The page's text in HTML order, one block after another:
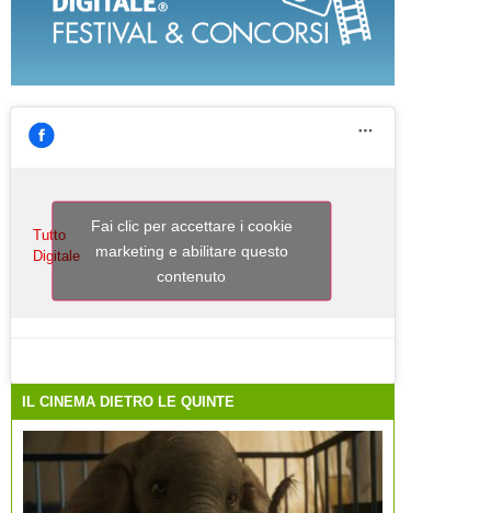
Tutto
Digitale
Fai clic per accettare i cookie
marketing e abilitare questo
contenuto
IL CINEMA DIETRO LE QUINTE